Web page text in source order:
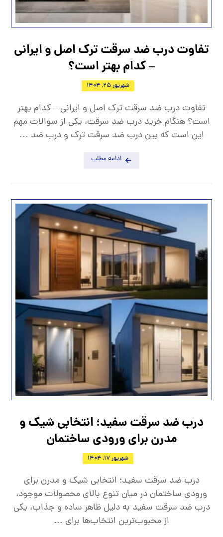
تفاوت درب ضد سرقت ترک اصل و ایرانی
– کدام بهتر است؟
شهریور 25, 1404
تفاوت درب ضد سرقت ترک اصل و ایرانی – کدام بهتر
است؟ هنگام خرید درب ضد سرقت، یکی از سوالات مهم
این است که بین درب ضد سرقت ترک و درب ضد ...
ادامه مطلب
درب ضد سرقت سفید؛ انتخابی شیک و
مدرن برای ورودی ساختمان
شهریور 17, 1404
درب ضد سرقت سفید؛ انتخابی شیک و مدرن برای
ورودی ساختمان در میان تنوع بالای محصولات موجود،
درب ضد سرقت سفید به دلیل ظاهر ساده و جذاب، یکی
از محبوب‌ترین انتخاب‌ها برای ...